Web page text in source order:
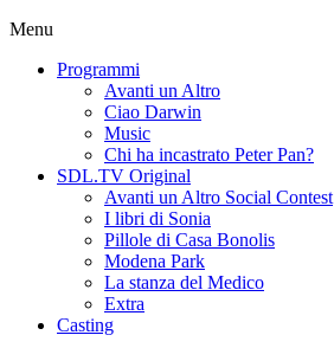
Menu
Programmi
Avanti un Altro
Ciao Darwin
Music
Chi ha incastrato Peter Pan?
SDL.TV Original
Avanti un Altro Social Contest
I libri di Sonia
Pillole di Casa Bonolis
Modena Park
La stanza del Medico
Extra
Casting